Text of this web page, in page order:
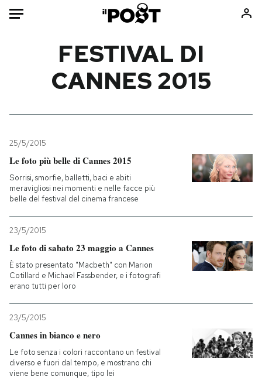
Mondo
Tecnologia
Internet
Scienza
Cultura
Economia
Sport
Libri
Ok Boomer!
Altrecose
PODCAST
NEWSLETTER
I MIEI PREFERITI
FESTIVAL DI
CANNES 2015
25/5/2015
Le foto più belle di Cannes 2015
Sorrisi, smorfie, balletti, baci e abiti
meravigliosi nei momenti e nelle facce più
belle del festival del cinema francese
23/5/2015
Le foto di sabato 23 maggio a Cannes
È stato presentato "Macbeth" con Marion
Cotillard e Michael Fassbender, e i fotografi
erano tutti per loro
23/5/2015
Cannes in bianco e nero
Le foto senza i colori raccontano un festival
diverso e fuori dal tempo, e mostrano chi
viene bene comunque, tipo lei